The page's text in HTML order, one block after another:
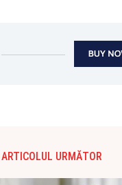
ARTICOLUL URMĂTOR